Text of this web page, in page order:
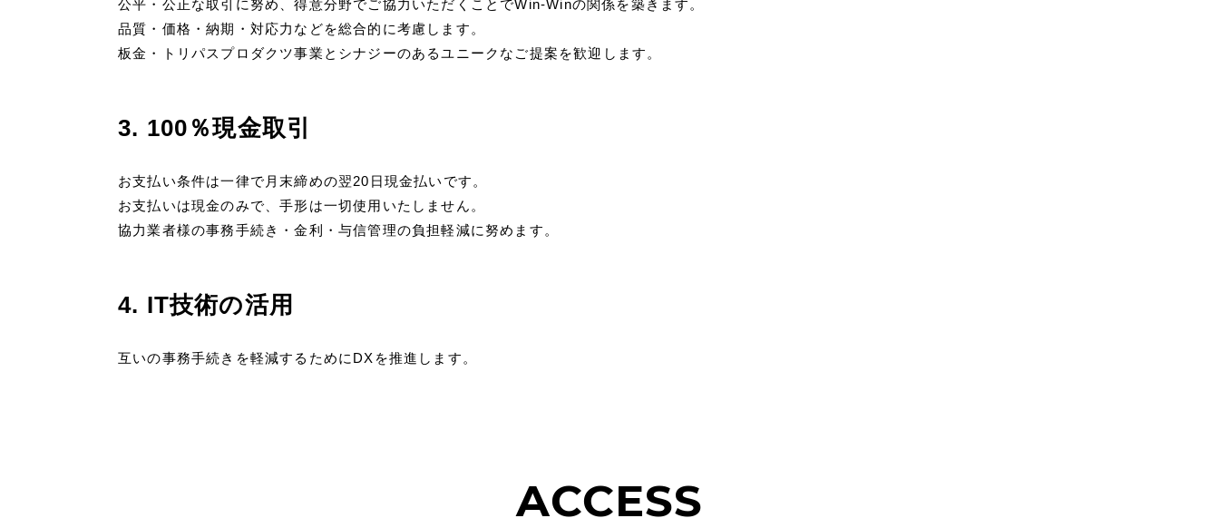
公平・公正な取引に努め、得意分野でご協力いただくことでWin-Winの関係を築きます。
品質・価格・納期・対応力などを総合的に考慮します。
板金・トリパスプロダクツ事業とシナジーのあるユニークなご提案を歓迎します。
3. 100％現金取引
お支払い条件は一律で月末締めの翌20日現金払いです。
お支払いは現金のみで、手形は一切使用いたしません。
協力業者様の事務手続き・金利・与信管理の負担軽減に努めます。
4. IT技術の活用
互いの事務手続きを軽減するためにDXを推進します。
ACCESS